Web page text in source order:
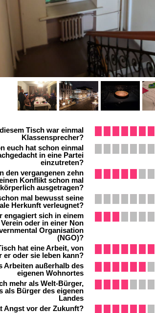
Tisch war einmal
Klassensprecher?
euch hat schon einmal
in eine Partei
einzutreten?
den vergangenen zehn
Konflikt schon mal
körperlich ausgetragen?
mal bewusst seine
Herkunft verleugnet?
engagiert sich in einem
Verein oder in einer Non
Organisation
(NGO)?
hat eine Arbeit, von
er oder sie leben kann?
Arbeiten außerhalb des
eigenen Wohnortes
mehr als Welt-Bürger,
als Bürger des eigenen
Landes
Angst vor der Zukunft?